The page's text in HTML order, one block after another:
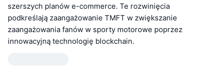
szerszych planów e-commerce. Te rozwinięcia
podkreślają zaangażowanie TMFT w zwiększanie
zaangażowania fanów w sporty motorowe poprzez
innowacyjną technologię blockchain.